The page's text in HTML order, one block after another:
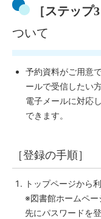
［ステップ3
ついて
予約資料がご用意
ールで受信したい
電子メールに対応
できます。
［登録の手順］
トップページから
※図書館ホームペー
先にパスワードを